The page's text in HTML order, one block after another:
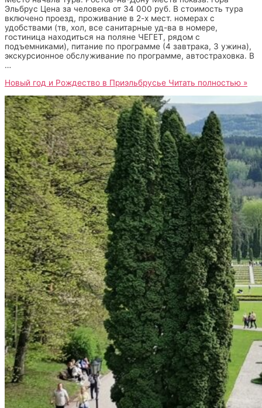
Эльбрус Цена за человека от 34 000 руб. В стоимость тура
включено проезд, проживание в 2-х мест. номерах с
удобствами (тв, хол, все санитарные уд-ва в номере,
гостиница находиться на поляне ЧЕГЕТ, рядом с
подъемниками), питание по программе (4 завтрака, 3 ужина),
экскурсионное обслуживание по программе, автостраховка. В
…
Новый год и Рождество в Приэльбрусье Читать полностью »